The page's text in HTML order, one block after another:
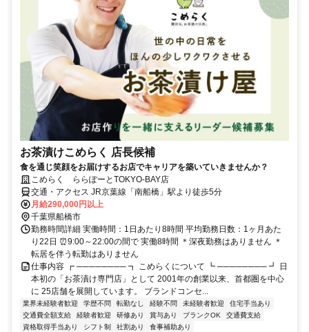
お茶漬けこめらく 店長候補
食を通じ笑顔をお届けするお店でキャリアを築いていきませんか？
こめらく ららぽーとTOKYO-BAY店
交通・アクセス JR京葉線「南船橋」駅より徒歩5分
月給290,000円以上
千葉県船橋市
勤務時間詳細 実働時間：1日あたり8時間 平均勤務日数：1ヶ月あた
り22日 ⏰9:00～22:00の間で 実働8時間 ＊深夜勤務はありません ＊
転居を伴う転勤はありません
仕事内容 ┏ ──────── ┓ こめらくについて ┗ ──────── ┛ 日
本初の「お茶漬け専門店」として 2001年の創業以来、首都圏を中心
に 25店舗を展開しています。 ブランドコンセ...
業界未経験者歓迎 学歴不問 転勤なし 経験不問 未経験者歓迎
住宅手当あり
交通費全額支給
経験者歓迎 研修あり 賞与あり ブランクOK
交通費支給
資格取得手当あり
シフト制 社割あり 食事補助あり